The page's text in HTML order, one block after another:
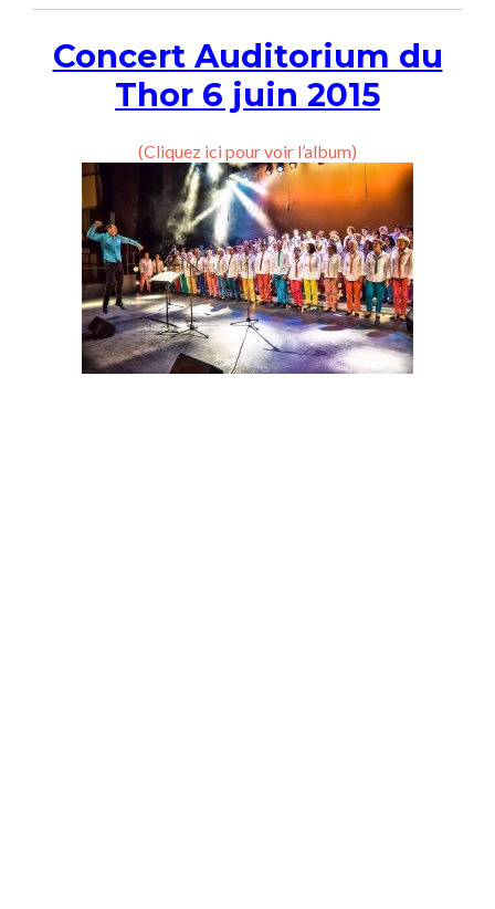
Concert Auditorium du
Thor 6 juin 2015
(Cliquez ici pour voir l’album)